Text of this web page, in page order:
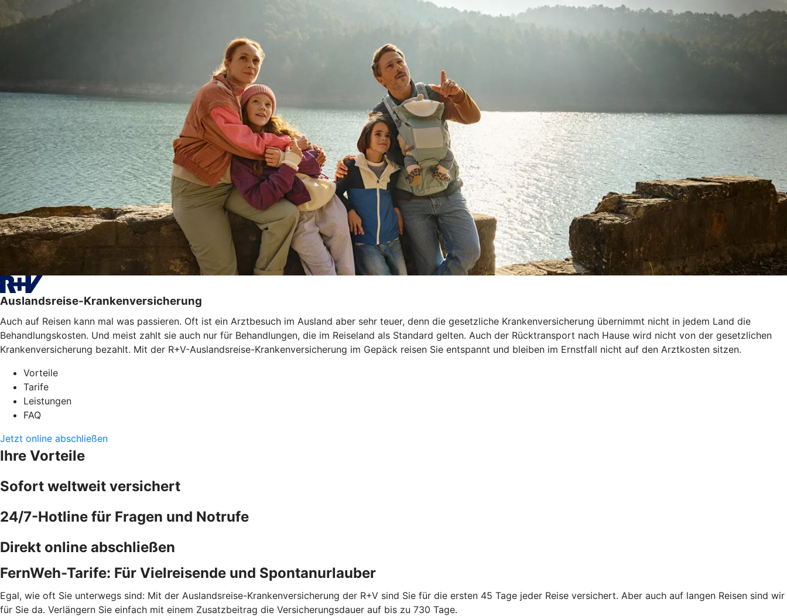
Auslandsreise-Krankenversicherung
Auch auf Reisen kann mal was passieren. Oft ist ein Arztbesuch im Ausland aber sehr teuer, denn die gesetzliche Krankenversicherung übernimmt nicht in jedem Land die
Behandlungskosten. Und meist zahlt sie auch nur für Behandlungen, die im Reiseland als Standard gelten. Auch der Rücktransport nach Hause wird nicht von der gesetzlichen
Krankenversicherung bezahlt. Mit der R+V-Auslandsreise-Krankenversicherung im Gepäck reisen Sie entspannt und bleiben im Ernstfall nicht auf den Arztkosten sitzen.
Vorteile
Tarife
Leistungen
FAQ
Jetzt online abschließen
Ihre Vorteile
Sofort weltweit versichert
24/7-Hotline für Fragen und Notrufe
Direkt online abschließen
FernWeh-Tarife: Für Vielreisende und Spontanurlauber
Egal, wie oft Sie unterwegs sind: Mit der Auslandsreise-Krankenversicherung der R+V sind Sie für die ersten 45 Tage jeder Reise versichert. Aber auch auf langen Reisen sind wir
für Sie da. Verlängern Sie einfach mit einem Zusatzbeitrag die Versicherungsdauer auf bis zu 730 Tage.